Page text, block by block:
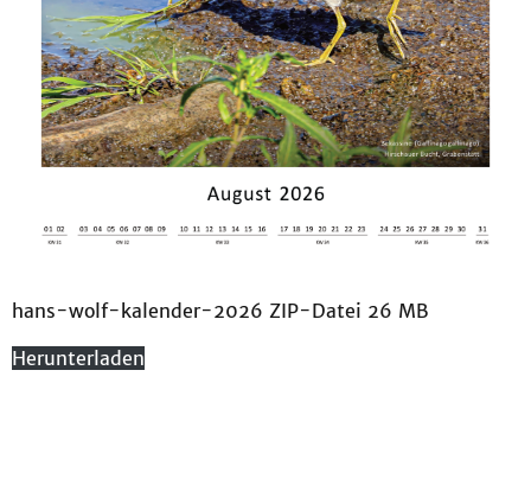
hans-wolf-kalender-2026 ZIP-Datei 26 MB
Herunterladen